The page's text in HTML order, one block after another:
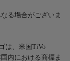
る場合がございま
は、米国TiVo
内における商標ま